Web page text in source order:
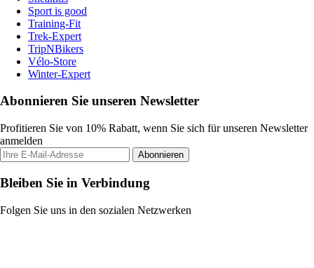
Sport is good
Training-Fit
Trek-Expert
TripNBikers
Vélo-Store
Winter-Expert
Abonnieren Sie unseren Newsletter
Profitieren Sie von 10% Rabatt, wenn Sie sich für unseren Newsletter
anmelden
Abonnieren
Bleiben Sie in Verbindung
Folgen Sie uns in den sozialen Netzwerken